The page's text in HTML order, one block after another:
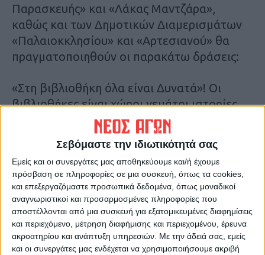
Σεβόμαστε την ιδιωτικότητά σας
Εμείς και οι συνεργάτες μας αποθηκεύουμε και/ή έχουμε
πρόσβαση σε πληροφορίες σε μια συσκευή, όπως τα cookies,
και επεξεργαζόμαστε προσωπικά δεδομένα, όπως μοναδικοί
αναγνωριστικοί και προσαρμοσμένες πληροφορίες που
αποστέλλονται από μια συσκευή για εξατομικευμένες διαφημίσεις
και περιεχόμενο, μέτρηση διαφήμισης και περιεχομένου, έρευνα
ακροατηρίου και ανάπτυξη υπηρεσιών. Με την άδειά σας, εμείς
και οι συνεργάτες μας ενδέχεται να χρησιμοποιήσουμε ακριβή
Παρασκευής» και «Λάκας Μαντζάρα»,
καθώς και των Δημοτικών Διαμερισμάτων
«Παλαιοκκλησίου» και «Αρτεσιανού» θα
πραγματοποιηθούν οι παρακάτω δράσεις:
«Στη βιβλιοθήκη όλα είναι Δυνατά»! Οι
βιβλιοθήκες είναι χώροι γεμάτοι ιστορίες
που περιμένουν να τις ανακαλύψουμε! Ελάτε
να βρούμε τον θησαυρό, που θα μας
οδηγήσει τις πιο απίστευτες ιστορίες και
πάμε να γράψουμε μαζί την δική μας
ξεχωριστή ιστορία! Γιατί στη βιβλιοθήκη
όλα είναι δυνατά!
«Στη βιβλιοθήκη όλα είναι Ηρωικά!». Έχετε
γνωρίσει ποτέ ήρωα από κοντά; Πόσο